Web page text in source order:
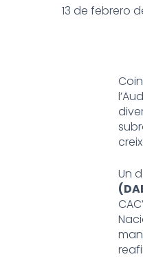
13 de febrero
Un